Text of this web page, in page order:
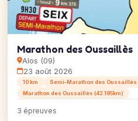
Marathon des Oussaillès
Alos (09)
23 août 2026
10 km
Semi-Marathon des Oussaillès
Marathon des Oussaillès (42.195km)
3 épreuves